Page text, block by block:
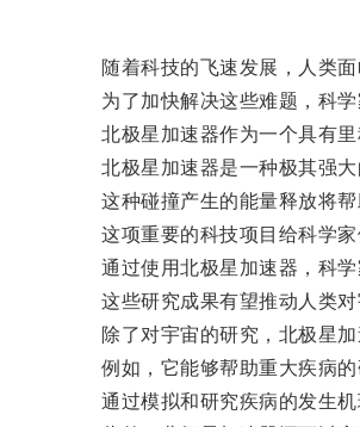
随着科技的飞速发展，人类面
为了加快解决这些难题，科学
北极星加速器作为一个具有里
北极星加速器是一种极其强大
这种碰撞产生的能量释放将帮
这项重要的科技项目给科学家
通过使用北极星加速器，科学
这些研究成果有望推动人类对
除了对宇宙的研究，北极星加
例如，它能够帮助重大疾病的
通过模拟和研究疾病的发生机